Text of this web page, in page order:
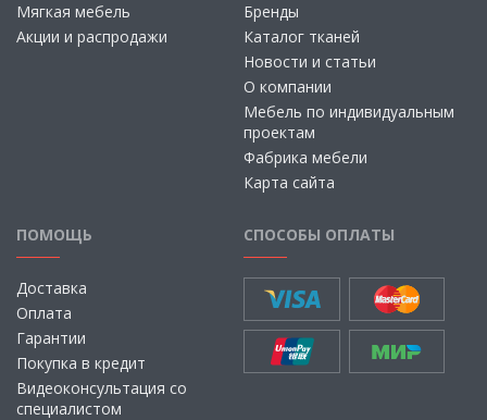
Мягкая мебель
Акции и распродажи
Бренды
Каталог тканей
Новости и статьи
О компании
Мебель по индивидуальным
проектам
Фабрика мебели
Карта сайта
ПОМОЩЬ
Доставка
Оплата
Гарантии
Покупка в кредит
Видеоконсультация со
специалистом
СПОСОБЫ ОПЛАТЫ